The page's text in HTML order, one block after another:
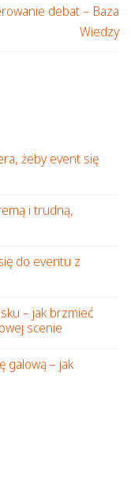
debat – Baza
Wiedzy
żeby event się
i trudną,
do eventu z
– jak brzmieć
scenie
galową – jak